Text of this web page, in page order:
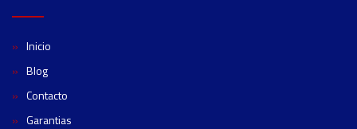
Inicio
Blog
Contacto
Garantias